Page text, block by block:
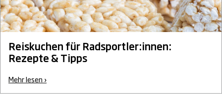
Reiskuchen für Radsportler:innen:
Rezepte & Tipps
Mehr lesen ›